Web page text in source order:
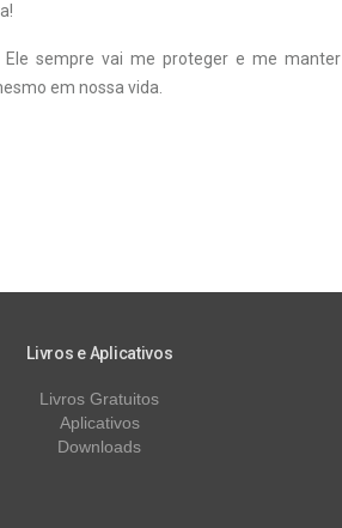
sempre vai me proteger e me manter
em nossa vida.
Livros e Aplicativos
Livros Gratuitos
Aplicativos
Downloads